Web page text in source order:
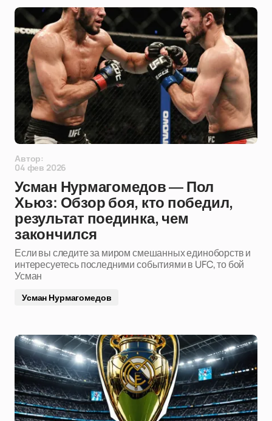
Автор:
04 фев 2026
Усман Нурмагомедов — Пол
Хьюз: Обзор боя, кто победил,
результат поединка, чем
закончился
Если вы следите за миром смешанных единоборств и
интересуетесь последними событиями в UFC, то бой
Усман
Усман Нурмагомедов